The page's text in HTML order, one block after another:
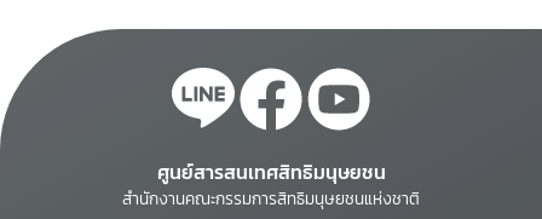
ศูนย์สารสนเทศสิทธิมนุษยชน
สำนักงานคณะกรรมการสิทธิมนุษยชนแห่งชาติ